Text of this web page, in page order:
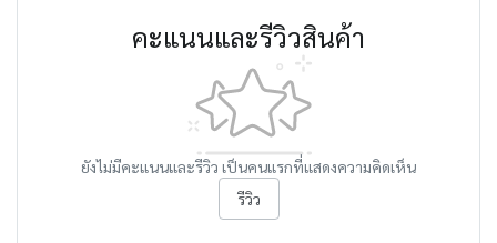
คะแนนและรีวิวสินค้า
ยังไม่มีคะแนนและรีวิว เป็นคนแรกที่แสดงความคิดเห็น
รีวิว